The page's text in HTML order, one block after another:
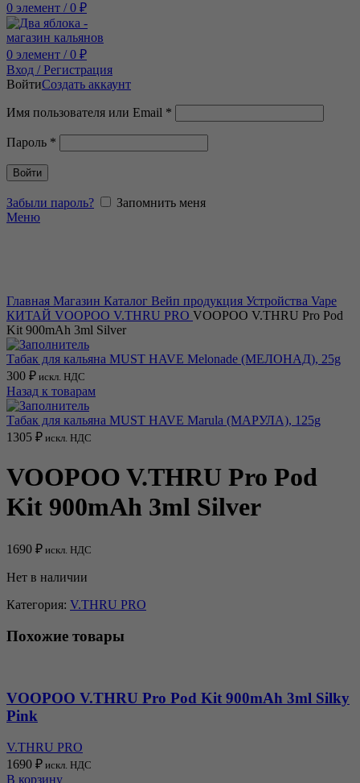
0 элемент / 0 ₽
0 элемент / 0 ₽
Вход / Регистрация
ВойтиСоздать аккаунт
Имя пользователя или Email *
Пароль *
Войти
Забыли пароль?
Запомнить меня
Меню
Главная Магазин Каталог Вейп продукция Устройства Vape
КИТАЙ VOOPOO V.THRU PRO VOOPOO V.THRU Pro Pod
Kit 900mAh 3ml Silver
Табак для кальяна MUST HAVE Melonade (МЕЛОНАД), 25g
300 ₽ искл. НДС
Назад к товарам
Табак для кальяна MUST HAVE Marula (МАРУЛА), 125g
1305 ₽ искл. НДС
VOOPOO V.THRU Pro Pod
Kit 900mAh 3ml Silver
1690 ₽ искл. НДС
Нет в наличии
Категория: V.THRU PRO
Похожие товары
VOOPOO V.THRU Pro Pod Kit 900mAh 3ml Silky
Pink
V.THRU PRO
1690 ₽ искл. НДС
В корзину